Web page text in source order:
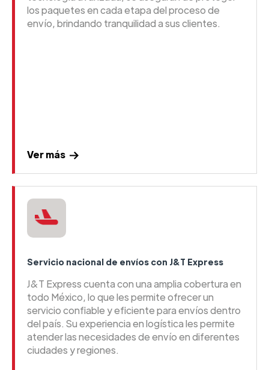
los paquetes en cada etapa del proceso de
envío, brindando tranquilidad a sus clientes.
Ver más
Servicio nacional de envíos con J&T Express
J&T Express cuenta con una amplia cobertura en
todo México, lo que les permite ofrecer un
servicio confiable y eficiente para envíos dentro
del país. Su experiencia en logística les permite
atender las necesidades de envío en diferentes
ciudades y regiones.